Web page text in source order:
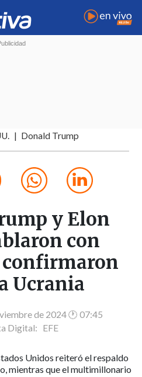
Donald Trump
y Elon
con
Ucrania
de 2024 🕐 07:45
Digital: EFE
Unidos reiteró el respaldo
mientras que el multimillonario